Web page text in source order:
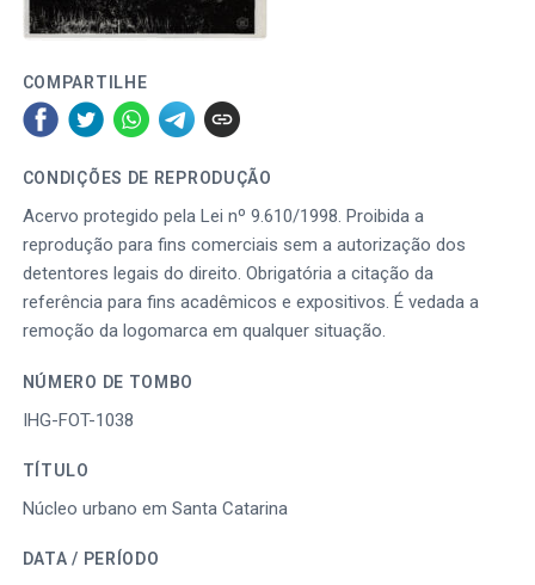
COMPARTILHE
CONDIÇÕES DE REPRODUÇÃO
Acervo protegido pela Lei nº 9.610/1998. Proibida a
reprodução para fins comerciais sem a autorização dos
detentores legais do direito. Obrigatória a citação da
referência para fins acadêmicos e expositivos. É vedada a
remoção da logomarca em qualquer situação.
NÚMERO DE TOMBO
IHG-FOT-1038
TÍTULO
Núcleo urbano em Santa Catarina
DATA / PERÍODO